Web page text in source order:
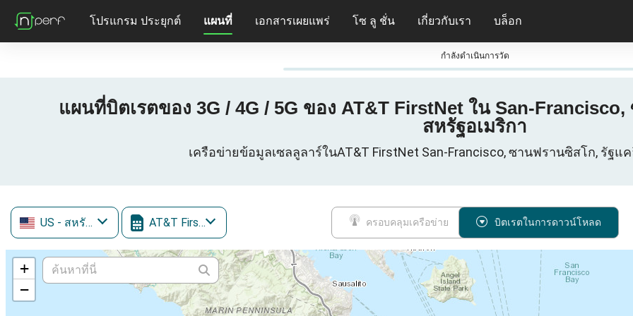
โปรแกรม ประยุกต์ แผนที่ เอกสารเผยแพร่ โซ ลู ชั่น เกี่ยวกับเรา บล็อก
กําลังดําเนินการวัด
แผนที่บิตเรตของ 3G / 4G / 5G ของ AT&T FirstNet ใน San-
สหรัฐอเมริกา
เครือข่ายข้อมูลเซลลูลาร์ในAT&T FirstNet San-Francisco, ซานฟรานซิสโก, รัฐแ
US - สหรัฐอเมริกา AT&T FirstNet ครอบคลุมเครือข่าย บิตเรตในการดาวน์โหลด
+
−